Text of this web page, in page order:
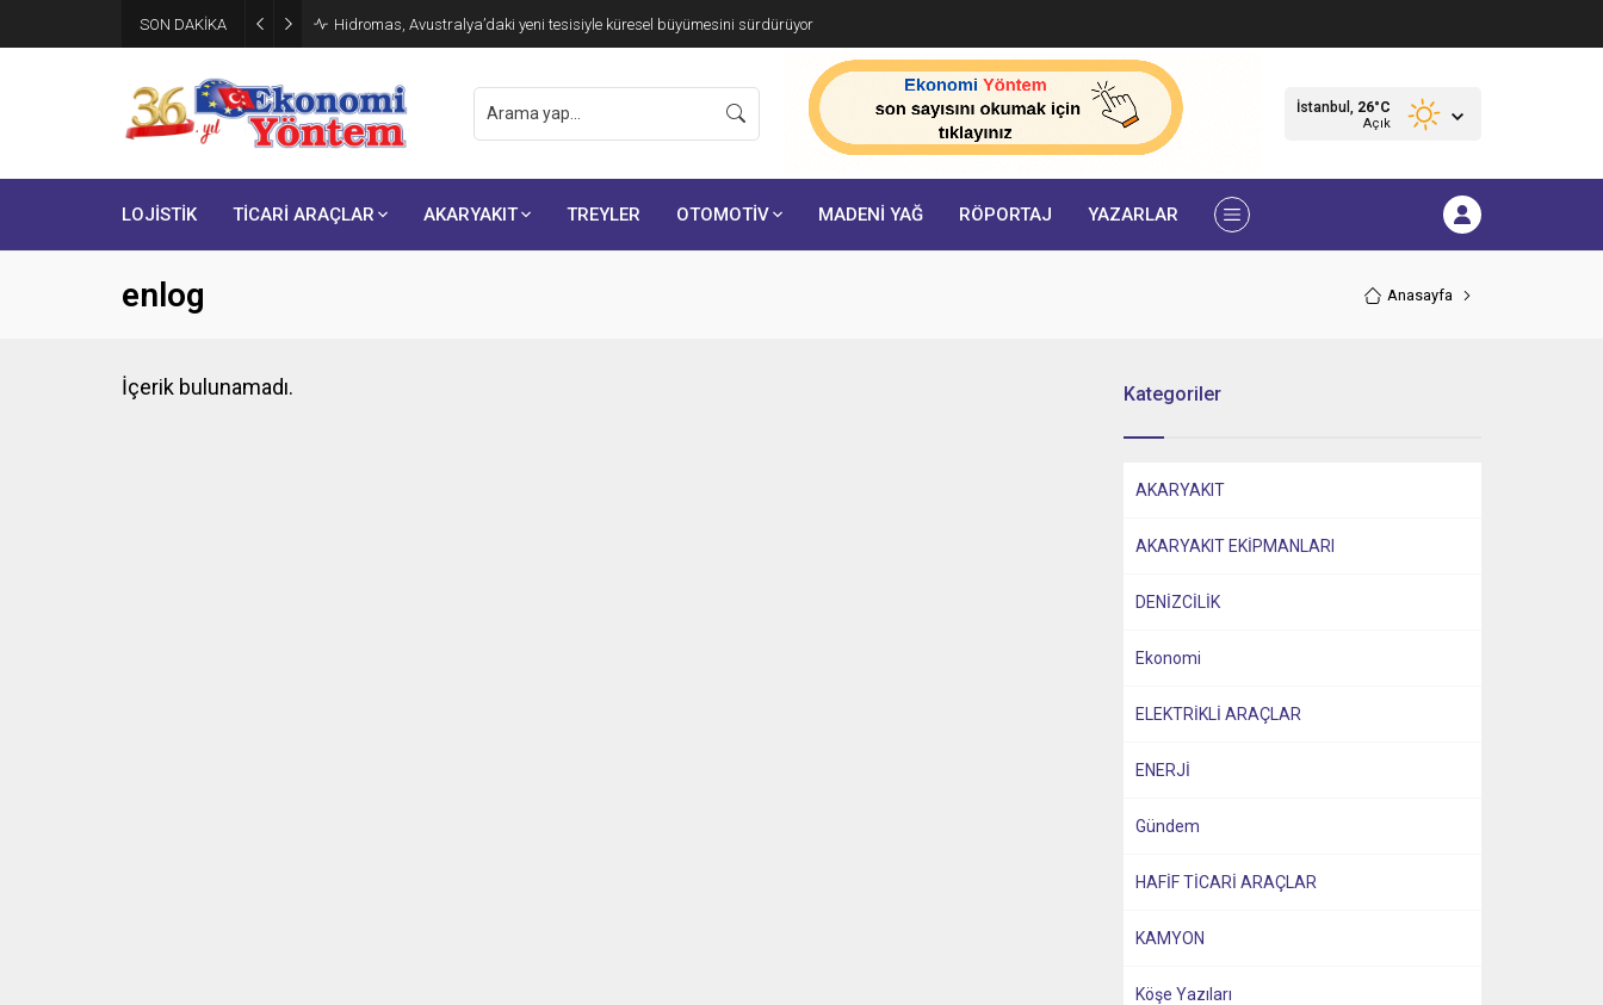
SON DAKİKA Hidromas, Avustralya’daki yeni tesisiyle küresel büyümesini sürdürüyor
İstanbul, 26°C
Açık
LOJİSTİK TİCARİ ARAÇLAR AKARYAKIT TREYLER OTOMOTİV MADENİ YAĞ RÖPORTAJ YAZARLAR
enlog Anasayfa
İçerik bulunamadı. Kategoriler
AKARYAKIT
AKARYAKIT EKİPMANLARI
DENİZCİLİK
Ekonomi
ELEKTRİKLİ ARAÇLAR
ENERJİ
Gündem
HAFİF TİCARİ ARAÇLAR
KAMYON
Köşe Yazıları